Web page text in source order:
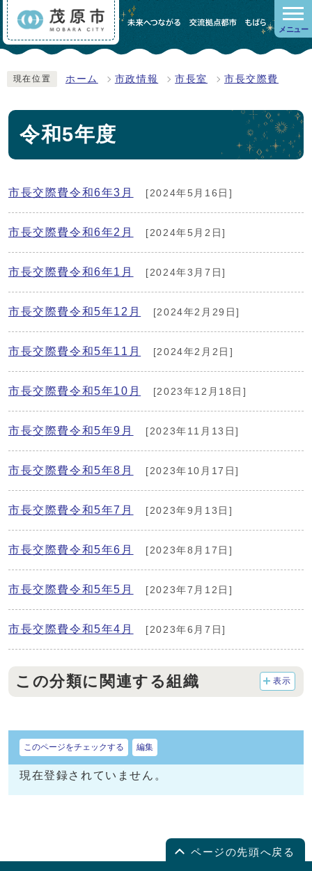
メニュー
現在位置 ホーム 市政情報 市長室 市長交際費
令和5年度
市長交際費令和6年3月 [2024年5月16日]
市長交際費令和6年2月 [2024年5月2日]
市長交際費令和6年1月 [2024年3月7日]
市長交際費令和5年12月 [2024年2月29日]
市長交際費令和5年11月 [2024年2月2日]
市長交際費令和5年10月 [2023年12月18日]
市長交際費令和5年9月 [2023年11月13日]
市長交際費令和5年8月 [2023年10月17日]
市長交際費令和5年7月 [2023年9月13日]
市長交際費令和5年6月 [2023年8月17日]
市長交際費令和5年5月 [2023年7月12日]
市長交際費令和5年4月 [2023年6月7日]
この分類に関連する組織 表示
このページをチェックする 編集
現在登録されていません。
ページの先頭へ戻る